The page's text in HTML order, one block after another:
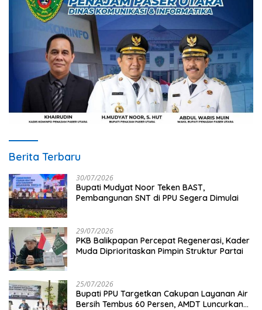
Berita Terbaru
30/07/2026
Bupati Mudyat Noor Teken BAST,
Pembangunan SNT di PPU Segera Dimulai
29/07/2026
PKB Balikpapan Percepat Regenerasi, Kader
Muda Diprioritaskan Pimpin Struktur Partai
25/07/2026
Bupati PPU Targetkan Cakupan Layanan Air
Bersih Tembus 60 Persen, AMDT Luncurkan